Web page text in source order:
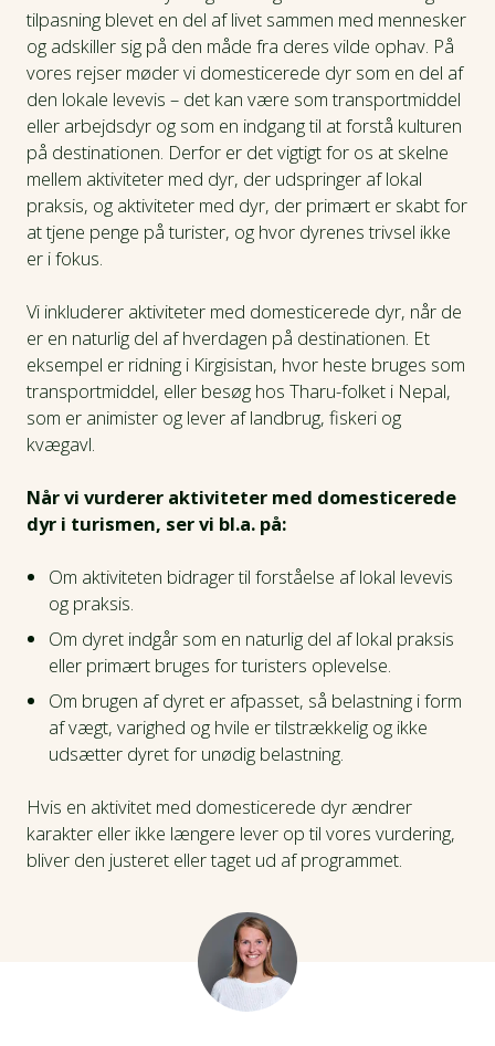
tilpasning blevet en del af livet sammen med mennesker
og adskiller sig på den måde fra deres vilde ophav. På
vores rejser møder vi domesticerede dyr som en del af
den lokale levevis – det kan være som transportmiddel
eller arbejdsdyr og som en indgang til at forstå kulturen
på destinationen. Derfor er det vigtigt for os at skelne
mellem aktiviteter med dyr, der udspringer af lokal
praksis, og aktiviteter med dyr, der primært er skabt for
at tjene penge på turister, og hvor dyrenes trivsel ikke
er i fokus.
Vi inkluderer aktiviteter med domesticerede dyr, når de
er en naturlig del af hverdagen på destinationen. Et
eksempel er ridning i Kirgisistan, hvor heste bruges som
transportmiddel, eller besøg hos Tharu-folket i Nepal,
som er animister og lever af landbrug, fiskeri og
kvægavl.
Når vi vurderer aktiviteter med domesticerede
dyr i turismen, ser vi bl.a. på:
Om aktiviteten bidrager til forståelse af lokal levevis
og praksis.
Om dyret indgår som en naturlig del af lokal praksis
eller primært bruges for turisters oplevelse.
Om brugen af dyret er afpasset, så belastning i form
af vægt, varighed og hvile er tilstrækkelig og ikke
udsætter dyret for unødig belastning.
Hvis en aktivitet med domesticerede dyr ændrer
karakter eller ikke længere lever op til vores vurdering,
bliver den justeret eller taget ud af programmet.